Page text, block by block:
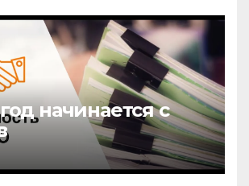
начинается с